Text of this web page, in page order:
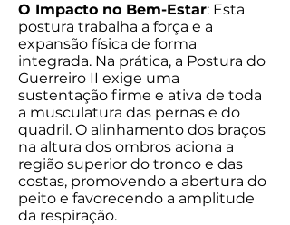
O Impacto no Bem-Estar: Esta
postura trabalha a força e a
expansão física de forma
integrada. Na prática, a Postura do
Guerreiro II exige uma
sustentação firme e ativa de toda
a musculatura das pernas e do
quadril. O alinhamento dos braços
na altura dos ombros aciona a
região superior do tronco e das
costas, promovendo a abertura do
peito e favorecendo a amplitude
da respiração.